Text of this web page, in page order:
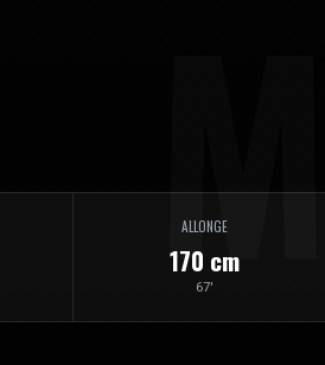
ALLONGE
170 cm
67'